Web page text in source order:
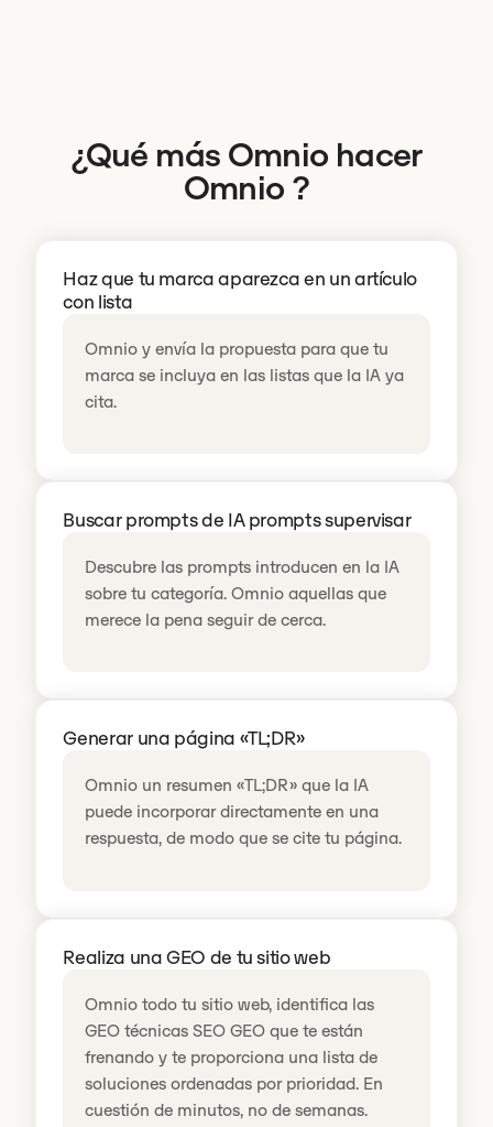
¿Qué más Omnio hacer
Omnio ?
Haz que tu marca aparezca en un artículo
con lista
Omnio y envía la propuesta para que tu
marca se incluya en las listas que la IA ya
cita.
Buscar prompts de IA prompts supervisar
Descubre las prompts introducen en la IA
sobre tu categoría. Omnio aquellas que
merece la pena seguir de cerca.
Generar una página «TL;DR»
Omnio un resumen «TL;DR» que la IA
puede incorporar directamente en una
respuesta, de modo que se cite tu página.
Realiza una GEO de tu sitio web
Omnio todo tu sitio web, identifica las
GEO técnicas SEO GEO que te están
frenando y te proporciona una lista de
soluciones ordenadas por prioridad. En
cuestión de minutos, no de semanas.